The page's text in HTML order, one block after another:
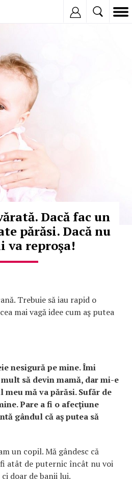
Dacă fac un
părăsi. Dacă nu
va reproşa!
Trebuie să iau rapid o
mai vagă idee cum aş putea
nesigură pe mine. Îmi
să devin mamă, dar mi-e
meu mă va părăsi. Sufăr de
Pare a fi o afecţiune
gândul că aş putea să
un copil. Mă gândesc că
atât de puternic încât nu voi
ci doar de banii lui.